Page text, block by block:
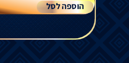
הוספה לסל